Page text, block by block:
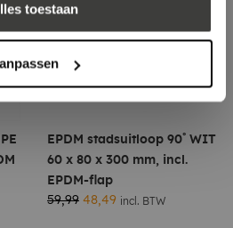
toestaan
EPDM stadsuitloop 90˚ WIT
60 x 80 x 300 mm, incl.
EPDM-flap
59,99 48,49 incl. BTW